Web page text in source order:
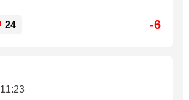
24 -6
11:23